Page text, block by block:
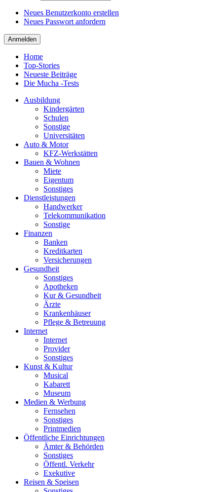
Neues Benutzerkonto erstellen
Neues Passwort anfordern
Home
Top-Stories
Neueste Beiträge
Die Mucha -Tests
Ausbildung
Kindergärten
Schulen
Sonstige
Universitäten
Auto & Motor
KFZ-Werkstätten
Bauen & Wohnen
Miete
Eigentum
Sonstiges
Dienstleistungen
Handwerker
Telekommunikation
Sonstige
Finanzen
Banken
Kreditkarten
Versicherungen
Gesundheit
Sonstiges
Apotheken
Kur & Gesundheit
Ärzte
Krankenhäuser
Pflege & Betreuung
Internet
Internet
Provider
Sonstiges
Kunst & Kultur
Musical
Kabarett
Museum
Medien & Werbung
Fernsehen
Sonstiges
Printmedien
Öffentliche Einrichtungen
Ämter & Behörden
Sonstiges
Öffentl. Verkehr
Exekutive
Reisen & Speisen